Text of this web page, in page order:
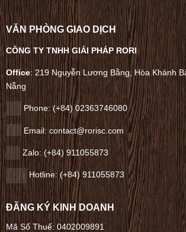
VĂN PHÒNG GIAO DỊCH
CÔNG TY TNHH GIẢI PHÁP RORI
Office: 219 Nguyễn Lương Bằng, Hòa Khánh
Nẵng
Phone:(+84) 02363746080
Email: contact@rorisc.com
Zalo: (+84) 911055873
Hotline: (+84) 911055873
ĐĂNG KÝ KINH DOANH
Mã Số Thuế: 0402009891